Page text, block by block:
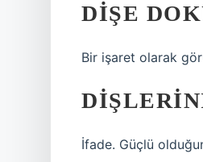
DIŞE
Bir işaret olarak
İfade. Güçlü